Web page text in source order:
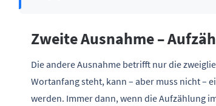
Zweite Ausnahme –
Die andere Ausnahme betrifft nur die
Wortanfang steht, kann – aber muss nicht –
werden. Immer dann, wenn die Aufzählung